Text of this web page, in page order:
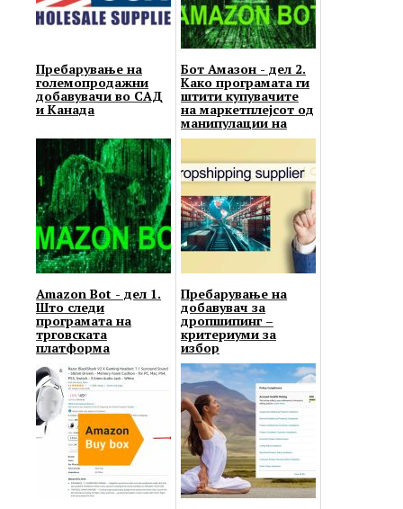
Пребарување на
големопродажни
добавувачи во САД
и Канада
Бот Амазон - дел 2.
Како програмата ги
штити купувачите
на маркетплејсот од
манипулации на
продавачи...
Amazon Bot - дел 1.
Што следи
програмата на
трговската
платформа
Пребарување на
добавувач за
дропшипинг –
критериуми за
избор